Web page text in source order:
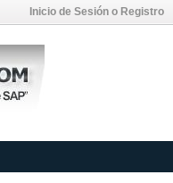
Inicio de Sesión o Registro